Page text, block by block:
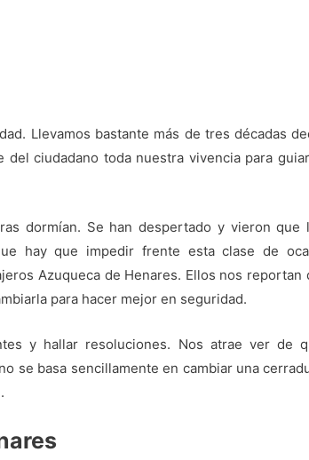
Llevamos bastante más de tres décadas
ciudadano toda nuestra vivencia para
dormían. Se han despertado y vieron
hay que impedir frente esta clase de
Azuqueca de Henares. Ellos nos reportan
para hacer mejor en seguridad.
y hallar resoluciones. Nos atrae ver de
se basa sencillamente en cambiar una